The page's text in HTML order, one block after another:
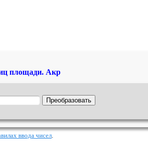
площади. Акр
ввода чисел